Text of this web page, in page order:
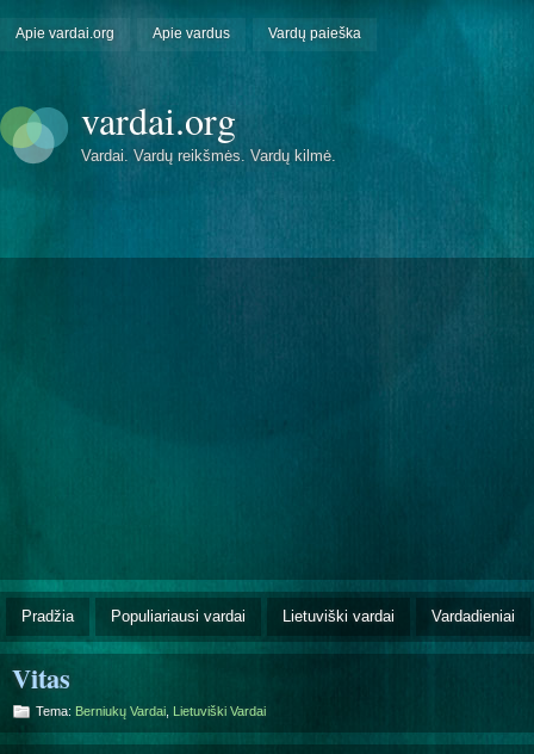
Apie vardai.org Apie vardus Vardų paieška
vardai.org
Vardai. Vardų reikšmės. Vardų kilmė.
Pradžia Populiariausi vardai Lietuviški vardai Vardadieniai
Vitas
Tema: Berniukų Vardai Lietuviški Vardai